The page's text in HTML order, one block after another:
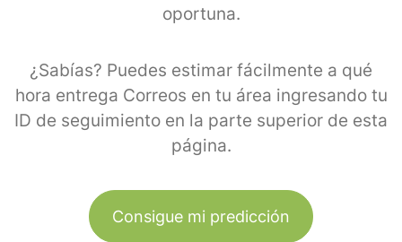
oportuna.
¿Sabías? Puedes estimar fácilmente a qué
hora entrega Correos en tu área ingresando tu
ID de seguimiento en la parte superior de esta
página.
Consigue mi predicción